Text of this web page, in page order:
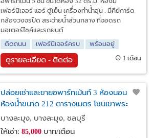
เฟอร์นิเจอร์ แอร์ ตู้เย็น เครื่องทำน้ำอุ่น . มีคีย์การ์ด
กล้องวงจรปิด สระว่ายน้ำส่วนกลาง ที่จอดรถ
มอเตอร์ไซค์และรถยนต์
ติดถนน
เฟอร์นิเจอร์ครบ พร้อมอยู่
ดูรายละเอียด - ติดต่อ 1 เดือน
ปล่อยเช่าและขายอพาร์ทเม้นท์ 3 ห้องนอน 3
ห้องน้ำขนาด 212 ตารางเมตร โซนเขาพระ
ตำหนัก
บางละมุง, บางละมุง, ชลบุรี
ให้เช่า: 85,000บาท/เดือน